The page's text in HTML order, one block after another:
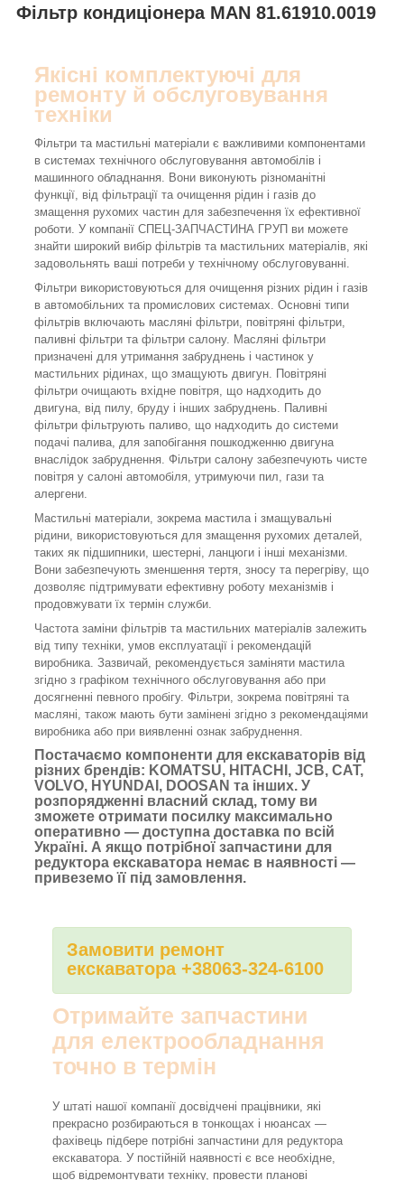
Фільтр кондиціонера MAN 81.61910.0019
Якісні комплектуючі для
ремонту й обслуговування
техніки
Фільтри та мастильні матеріали є важливими компонентами
в системах технічного обслуговування автомобілів і
машинного обладнання. Вони виконують різноманітні
функції, від фільтрації та очищення рідин і газів до
змащення рухомих частин для забезпечення їх ефективної
роботи. У компанії СПЕЦ-ЗАПЧАСТИНА ГРУП ви можете
знайти широкий вибір фільтрів та мастильних матеріалів, які
задовольнять ваші потреби у технічному обслуговуванні.
Фільтри використовуються для очищення різних рідин і газів
в автомобільних та промислових системах. Основні типи
фільтрів включають масляні фільтри, повітряні фільтри,
паливні фільтри та фільтри салону. Масляні фільтри
призначені для утримання забруднень і частинок у
мастильних рідинах, що змащують двигун. Повітряні
фільтри очищають вхідне повітря, що надходить до
двигуна, від пилу, бруду і інших забруднень. Паливні
фільтри фільтрують паливо, що надходить до системи
подачі палива, для запобігання пошкодженню двигуна
внаслідок забруднення. Фільтри салону забезпечують чисте
повітря у салоні автомобіля, утримуючи пил, гази та
алергени.
Мастильні матеріали, зокрема мастила і змащувальні
рідини, використовуються для змащення рухомих деталей,
таких як підшипники, шестерні, ланцюги і інші механізми.
Вони забезпечують зменшення тертя, зносу та перегріву, що
дозволяє підтримувати ефективну роботу механізмів і
продовжувати їх термін служби.
Частота заміни фільтрів та мастильних матеріалів залежить
від типу техніки, умов експлуатації і рекомендацій
виробника. Зазвичай, рекомендується заміняти мастила
згідно з графіком технічного обслуговування або при
досягненні певного пробігу. Фільтри, зокрема повітряні та
масляні, також мають бути замінені згідно з рекомендаціями
виробника або при виявленні ознак забруднення.
Постачаємо компоненти для екскаваторів від
різних брендів: KOMATSU, HITACHI, JCB, CAT,
VOLVO, HYUNDAI, DOOSAN та інших. У
розпорядженні власний склад, тому ви
зможете отримати посилку максимально
оперативно — доступна доставка по всій
Україні. А якщо потрібної запчастини для
редуктора екскаватора немає в наявності —
привеземо її під замовлення.
Замовити ремонт
екскаватора +38063-324-6100
Отримайте запчастини
для електрообладнання
точно в термін
У штаті нашої компанії досвідчені працівники, які
прекрасно розбираються в тонкощах і нюансах —
фахівець підбере потрібні запчастини для редуктора
екскаватора. У постійній наявності є все необхідне,
щоб відремонтувати техніку, провести планові